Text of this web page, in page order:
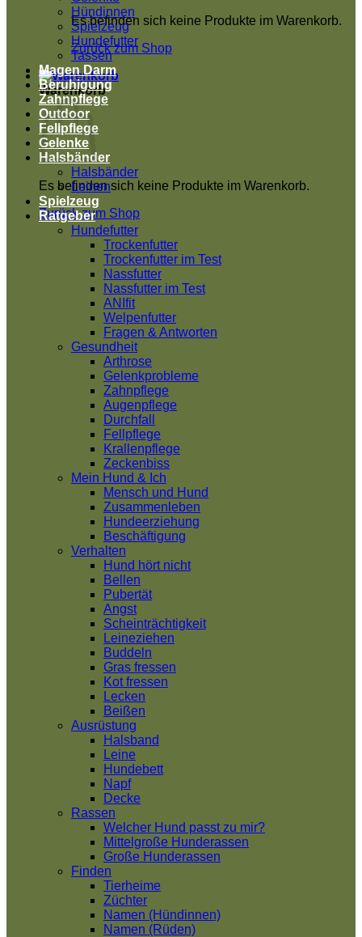
Es befinden sich keine Produkte im Warenkorb.
Zurück zum Shop
Warenkorb
Es befinden sich keine Produkte im Warenkorb.
Zurück zum Shop
Hündinnen
Spielzeug
Hundefutter
Tassen
Magen Darm
Beruhigung
Zahnpflege
Outdoor
Fellpflege
Gelenke
Halsbänder
Halsbänder
Leinen
Spielzeug
Ratgeber
Hundefutter
Trockenfutter
Trockenfutter im Test
Nassfutter
Nassfutter im Test
ANIfit
Welpenfutter
Fragen & Antworten
Gesundheit
Arthrose
Gelenkprobleme
Zahnpflege
Augenpflege
Durchfall
Fellpflege
Krallenpflege
Zeckenbiss
Mein Hund & Ich
Mensch und Hund
Zusammenleben
Hundeerziehung
Beschäftigung
Verhalten
Hund hört nicht
Bellen
Pubertät
Angst
Scheinträchtigkeit
Leineziehen
Buddeln
Gras fressen
Kot fressen
Lecken
Beißen
Ausrüstung
Halsband
Leine
Hundebett
Napf
Decke
Rassen
Welcher Hund passt zu mir?
Mittelgroße Hunderassen
Große Hunderassen
Finden
Tierheime
Züchter
Namen (Hündinnen)
Namen (Rüden)